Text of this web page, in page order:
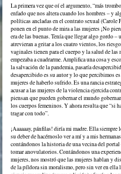
La primera vez que oí el argumento, “más
enfado que nos altera cuando los hombres – y
políticas ancladas en el contrato sexual (Carole
ponen en el punto de mira a las mujeres ¡No
era de las buenas. Tenía que llegar algo gordo –
atrevieran a gritar a los cuatro vientos, los
vaginales tienen para el cuerpo y la salud de
empezaba a cuadrarme. Amplifica una cosa y
la salvación de la pandemia, pasaría
desapercibido es su autor y lo que percibimos
mujeres de haberlo sufrido. Es una rancia
acusar a las mujeres de la violencia ejercida
piensan que pueden gobernar el mundo
los cuerpos femeninos. Y ahora resulta que “si
tragar con todo”.
¡Aaaaaay, pánfilas! diría mi madre. Ella
su deber de hacérnoslo ver a mí y a mis
contándonos la historia de una vecina del portal
tomar anovulatorios. Contándonos una
mujeres, nos mostró que las mujeres hablan y
de la píldora sin moralismo, pero sin ver en ella